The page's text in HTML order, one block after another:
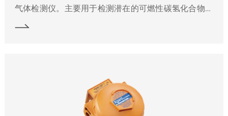
气体检测仪。主要用于检测潜在的可燃性碳氢化合物气
体和蒸汽，如甲烷、丙烷、丁烷等。变送模块可直接与
警锁定（标准配置），配有外部程序、数据存储器运行
时校验；自诊断功能（探头失效、欠压、断线、标定提